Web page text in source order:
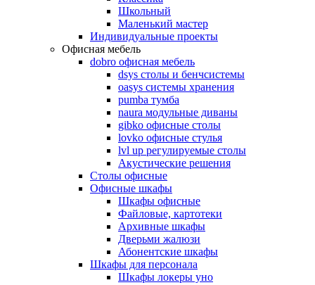
Школьный
Маленький мастер
Индивидуальные проекты
Офисная мебель
dobro офисная мебель
dsys столы и бенчсистемы
oasys системы хранения
pumba тумба
naura модульные диваны
gibko офисные столы
lovko офисные стулья
lvl up регулируемые столы
Акустические решения
Столы офисные
Офисные шкафы
Шкафы офисные
Файловые, картотеки
Архивные шкафы
Дверьми жалюзи
Абонентские шкафы
Шкафы для персонала
Шкафы локеры уно